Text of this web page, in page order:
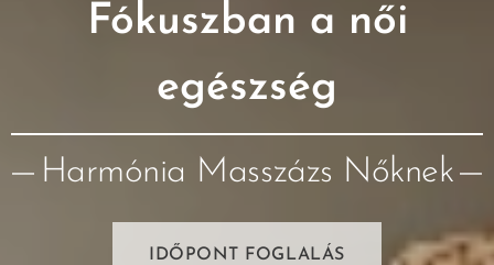
Fókuszban a női
egészség
Harmónia Masszázs Nőknek
IDŐPONT FOGLALÁS